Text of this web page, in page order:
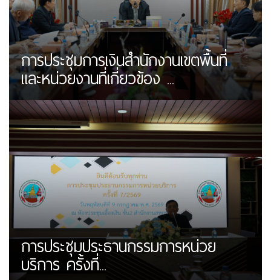
การประชุมการเงินสำนักงานเขตพื้นที่
และหน่วยงานที่เกี่ยวข้อง ...
การประชุมประธานกรรมการหน่วย
บริการ ครั้งที่...